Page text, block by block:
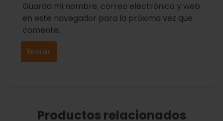
Guarda mi nombre, correo electrónico y web
en este navegador para la próxima vez que
comente.
Productos relacionados